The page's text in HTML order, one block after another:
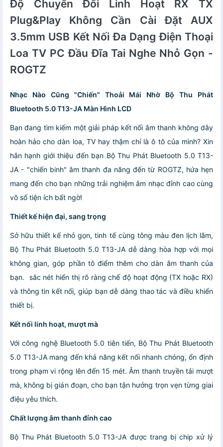
ROGTZ
Độ Chuyển Đổi Linh Hoạt RX TX
Plug&Play Không Cần Cài Đặt AUX
3.5mm USB Kết Nối Đa Dạng Điện Thoại
Loa TV PC Đầu Đĩa Tai Nghe Nhỏ Gọn -
ROGTZ
Nhạc Nào Cũng "Chiến" Thoải Mái Nhờ Bộ Thu Phát
Bluetooth 5.0 T13-JA Màn Hình LCD
Bạn đang tìm kiếm một giải pháp kết nối âm thanh không dây
hoàn hảo cho dàn loa, TV hay thậm chí là ô tô của mình? Xin
hân hạnh giới thiệu đến bạn Bộ Thu Phát Bluetooth 5.0 T13-
JA - "chiến binh" âm thanh đa năng đến từ ROGTZ, hứa hẹn
mang đến cho bạn những trải nghiệm âm nhạc đỉnh cao cùng
vô số tiện ích bất ngờ!
Thiết kế hiện đại, sang trọng
Sở hữu thiết kế nhỏ gọn, tinh tế cùng tông màu đen lịch lãm,
Bộ Thu Phát Bluetooth 5.0 T13-JA dễ dàng hòa hợp với mọi
không gian, góp phần tô điểm thêm cho dàn âm thanh của
bạn. sắc nét hiển thị rõ ràng chế độ hoạt động (TX hoặc RX)
và thông tin kết nối, giúp bạn dễ dàng thao tác và điều khiển
thiết bị.
Kết nối linh hoạt, mượt mà
Với công nghệ Bluetooth 5.0 tiên tiến, Bộ Thu Phát Bluetooth
5.0 T13-JA mang đến khả năng kết nối nhanh chóng, ổn định
trong phạm vi rộng lên đến 15 mét. Âm thanh truyền tải mượt
mà, không bị gián đoạn, cho bạn tận hưởng trọn vẹn từng giai
điệu yêu thích.
Chất lượng âm thanh đỉnh cao
Bộ Thu Phát Bluetooth 5.0 T13-JA được trang bị chip xử lý